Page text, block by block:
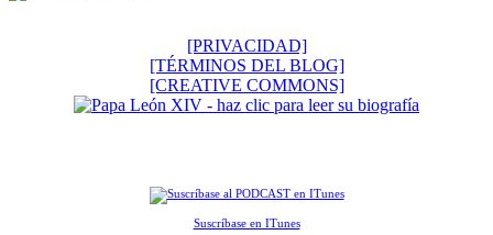
[PRIVACIDAD]
[TÉRMINOS DEL BLOG]
[CREATIVE COMMONS]
Suscríbase en ITunes